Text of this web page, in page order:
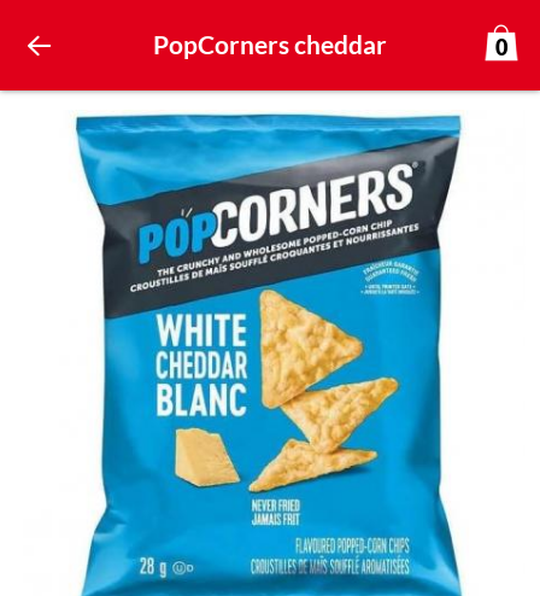
PopCorners cheddar 0